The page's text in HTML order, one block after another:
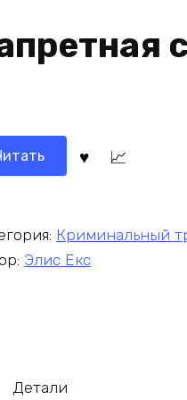
Криминальный
Элис Екс
Детали